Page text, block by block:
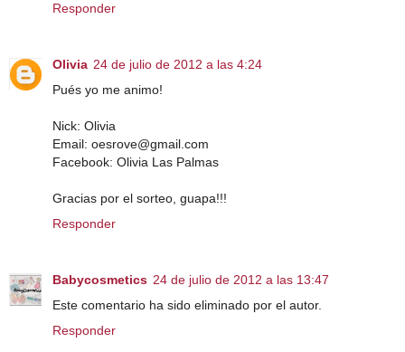
Responder
Olivia 24 de julio de 2012 a las 4:24
Pués yo me animo!
Nick: Olivia
Email: oesrove@gmail.com
Facebook: Olivia Las Palmas
Gracias por el sorteo, guapa!!!
Responder
Babycosmetics 24 de julio de 2012 a las 13:47
Este comentario ha sido eliminado por el autor.
Responder